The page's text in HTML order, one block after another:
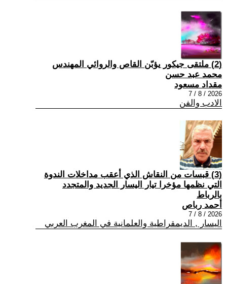
(2) ملتقى جيكور يؤبّن القاص والروائي المهندس
محمد عبد حسن
مقداد مسعود
2026 / 8 / 7
الادب والفن
(3) قبسات من النقاش الذي أعقب مداخلات الندوة
التي نظمها مؤخرا تيار اليسار الجديد والمتجدد
بالرباط
أحمد رباص
2026 / 8 / 7
اليسار , الديمقراطية والعلمانية في المغرب العربي